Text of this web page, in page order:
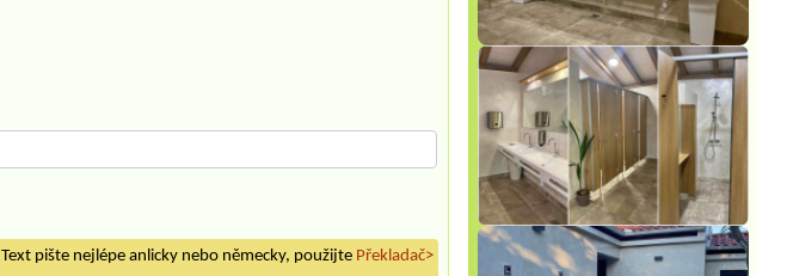
Text pište nejlépe anlicky nebo německy, použijte Překladač>